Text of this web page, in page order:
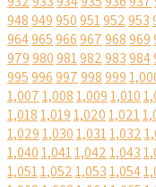
948949950951952953
964965966967968969
979980981982983984
995996997998999
1,0071,0081,0091,010
1,0181,0191,0201,021
1,0291,0301,0311,032
1,0401,0411,0421,043
1,0511,0521,0531,054